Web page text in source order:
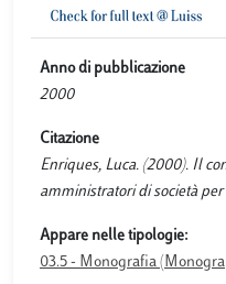
Anno di pubblicazione
2000
Citazione
Enriques, Luca. (2000). Il
amministratori di società
Appare nelle tipologie:
03.5 - Monografia